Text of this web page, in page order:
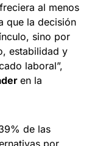
al menos
que la decisión
sino por
estabilidad y
laboral”,
en la
de las
por